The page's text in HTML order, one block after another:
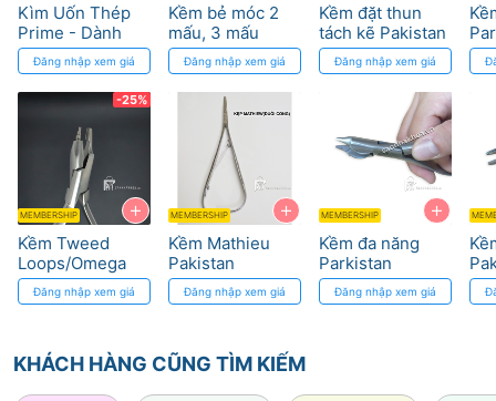
Kìm Uốn Thép
Prime - Dành
cho Chỉnh Nha
Đăng nhập xem giá
+
-25%
MEMBERSHIP
Kềm Tweed
Loops/Omega
Cao Cấp - Thép
Đức, Độ Chính
Đăng nhập xem giá
Kềm bẻ móc 2
mấu, 3 mấu
chỉnh nha
Parkistan
Pakistan
Đăng nhập xem giá
+
MEMBERSHIP
Kềm Mathieu
Pakistan
Đăng nhập xem giá
Kềm đặt thun
tách kẽ Pakistan
Đăng nhập xem giá
+
MEMBERSHIP
Kềm đa năng
Parkistan
Pakistan
Đăng nhập xem giá
KHÁCH HÀNG CŨNG TÌM KIẾM